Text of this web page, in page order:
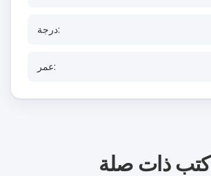
درجة:
عمر:
كتب ذات صلة